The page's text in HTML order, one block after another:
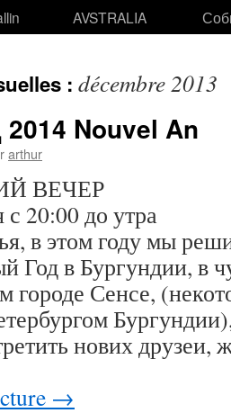
AVSTRALIA
: décembre 2013
Nouvel An
arthur
ВЕЧЕР
с 20:00 до утра
в этом году мы
Год в Бургундии, в
городе Сенсе,
нових друзеи,
→